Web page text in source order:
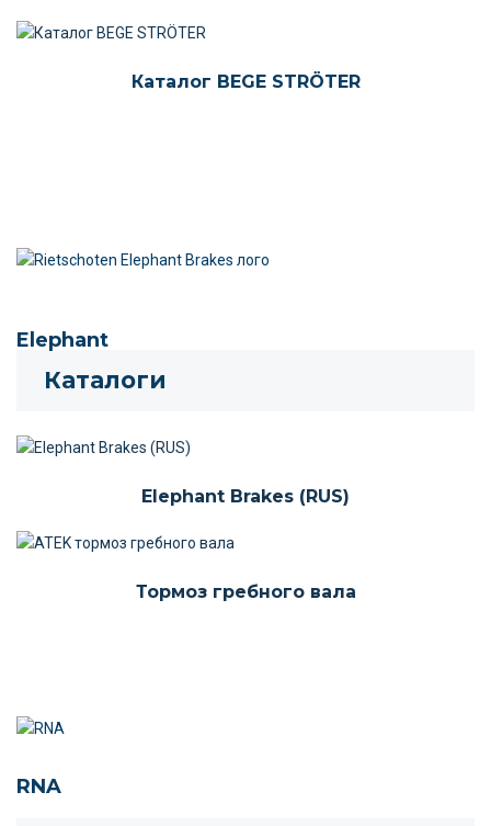
Каталог BEGE STRÖTER
Elephant
Каталоги
Elephant Brakes (RUS)
Тормоз гребного вала
RNA